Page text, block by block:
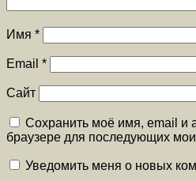
Имя *
Email *
Сайт
Сохранить моё имя, email и
браузере для последующих
Уведомить меня о новых